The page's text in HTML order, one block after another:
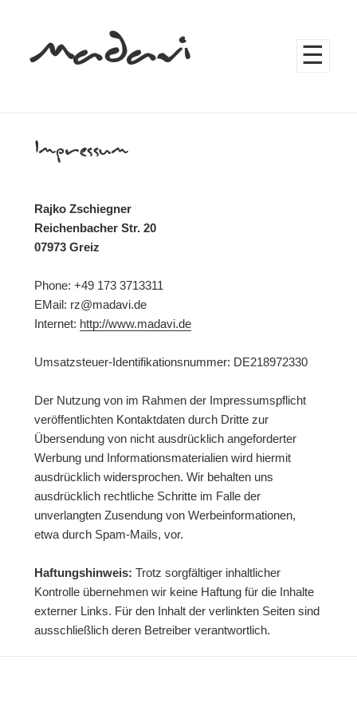
Madavi
Impressum
Rajko Zschiegner
Reichenbacher Str. 20
07973 Greiz
Phone: +49 173 3713311
EMail: rz@madavi.de
Internet: http://www.madavi.de
Umsatzsteuer-Identifikationsnummer: DE218972330
Der Nutzung von im Rahmen der Impressumspflicht
veröffentlichten Kontaktdaten durch Dritte zur
Übersendung von nicht ausdrücklich angeforderter
Werbung und Informationsmaterialien wird hiermit
ausdrücklich widersprochen. Wir behalten uns
ausdrücklich rechtliche Schritte im Falle der
unverlangten Zusendung von Werbeinformationen,
etwa durch Spam-Mails, vor.
Haftungshinweis: Trotz sorgfältiger inhaltlicher
Kontrolle übernehmen wir keine Haftung für die Inhalte
externer Links. Für den Inhalt der verlinkten Seiten sind
ausschließlich deren Betreiber verantwortlich.